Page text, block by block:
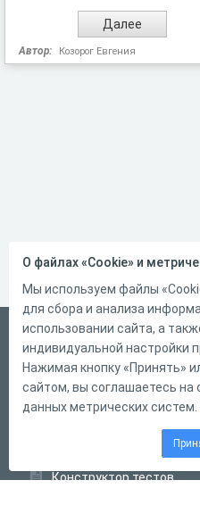
Автор: Козорог Евгения
Русский
Справка
Форма обратной связи
Конструктор тестов
О файлах «Cookie» и
Мы используем файлы
для сбора и анализа
использовании сайта, а
индивидуальной настройки
Нажимая кнопку «Принять»
сайтом, вы соглашаетесь на
данных метрических систем.